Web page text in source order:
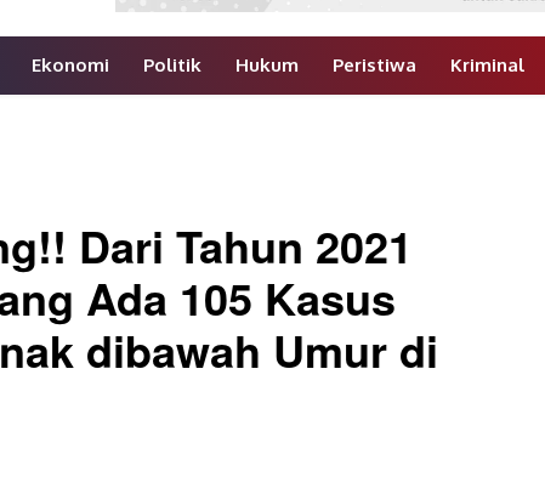
Ekonomi Politik Hukum Peristiwa Kriminal
Dari Tahun 2021
Ada 105 Kasus
dibawah Umur di